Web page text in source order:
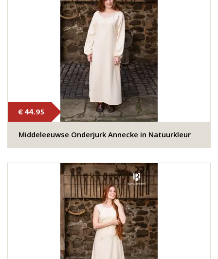
€ 44.95
Middeleeuwse Onderjurk Annecke in Natuurkleur